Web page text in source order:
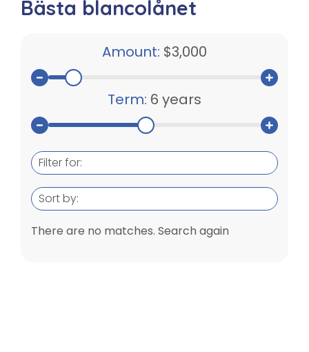
Bästa blancolånet
Amount: $3,000
Term: 6 years
Filter for:
Sort by:
There are no matches. Search again